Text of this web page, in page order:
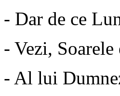
- Dar de ce
- Vezi,
- Al lui